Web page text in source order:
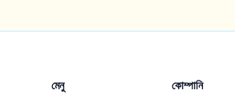
মেনু কোম্পানি